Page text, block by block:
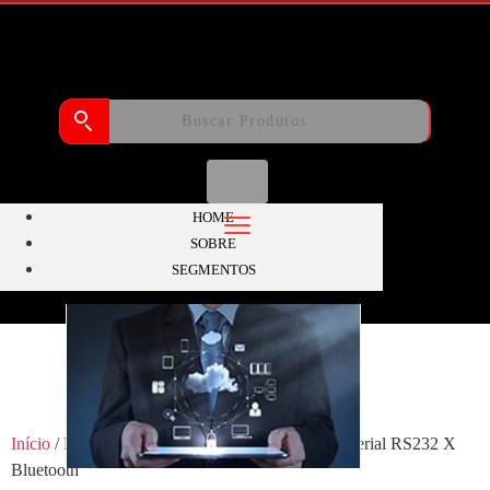
HOME
SOBRE
SEGMENTOS
Início / Produtos marcados com a tag “conversor serial RS232 X
Bluetooth”